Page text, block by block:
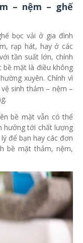
– nệm – ghế
bọc vải ở gia đình
rạp hát, hay ở các
tần suất lớn, chính
bề mặt là điều không
xuyên. Chính vì
sinh thảm – nệm –
bề mặt vẫn có thể
hưởng tới chất lượng
để bạn hay các đơn
bề mặt thảm, nệm,